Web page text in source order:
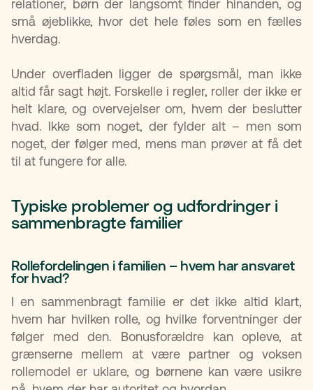
relationer, børn der langsomt finder hinanden, og
små øjeblikke, hvor det hele føles som en fælles
hverdag.
Under overfladen ligger de spørgsmål, man ikke
altid får sagt højt. Forskelle i regler, roller der ikke er
helt klare, og overvejelser om, hvem der beslutter
hvad. Ikke som noget, der fylder alt – men som
noget, der følger med, mens man prøver at få det
til at fungere for alle.
Typiske problemer og udfordringer i
sammenbragte familier
Rollefordelingen i familien – hvem har ansvaret
for hvad?
I en sammenbragt familie er det ikke altid klart,
hvem har hvilken rolle, og hvilke forventninger der
følger med den. Bonusforældre kan opleve, at
grænserne mellem at være partner og voksen
rollemodel er uklare, og børnene kan være usikre